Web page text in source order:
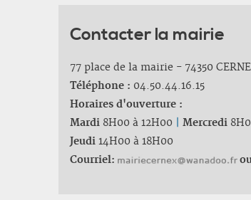
Contacter la mairie
77 place de la mairie - 74350
Téléphone : 04.50.44.16.15
Horaires d'ouverture :
Mardi 8H00 à 12H00 Mercredi
Jeudi 14H00 à 18H00
Courriel: